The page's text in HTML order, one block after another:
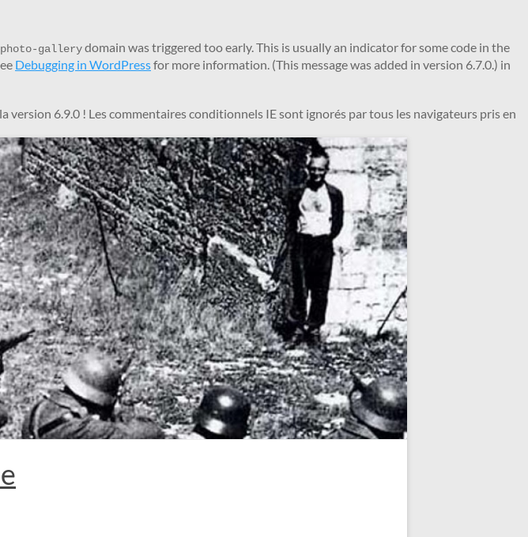
photo-gallerydomain was triggered too early. This is usually an indicator for some code in the
Debugging in WordPressfor more information. (This message was added in version 6.7.0.) in
version 6.9.0 ! Les commentaires conditionnels IE sont ignorés par tous les navigateurs pris en